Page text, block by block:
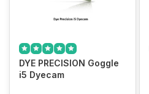
DYE PRECISION Goggle
i5 Dyecam